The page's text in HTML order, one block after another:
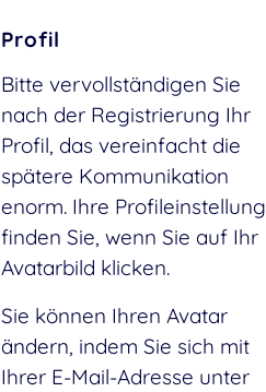
Profil
Bitte vervollständigen Sie
nach der Registrierung Ihr
Profil, das vereinfacht die
spätere Kommunikation
enorm. Ihre Profileinstellung
finden Sie, wenn Sie auf Ihr
Avatarbild klicken.
Sie können Ihren Avatar
ändern, indem Sie sich mit
Ihrer E-Mail-Adresse unter